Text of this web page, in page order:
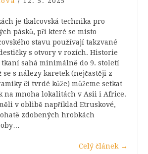
je tkalcovská technika pro
pásků, při které se místo
stavu používají takzvané
s otvory v rozích. Historie
tkaní sahá minimálně do 9. století
se s nálezy karetek (nejčastěji z
či tvrdé kůže) můžeme setkat
na mnoha lokalitách v Asii i Africe.
v oblibě například Etruskové,
zdobených hrobkách
Celý článek →